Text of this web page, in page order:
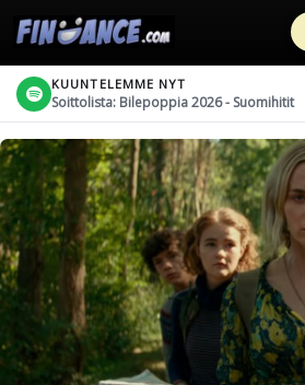
KUUNTELEMME NYT
Soittolista: Bilepoppia 2026 - Suomihitit